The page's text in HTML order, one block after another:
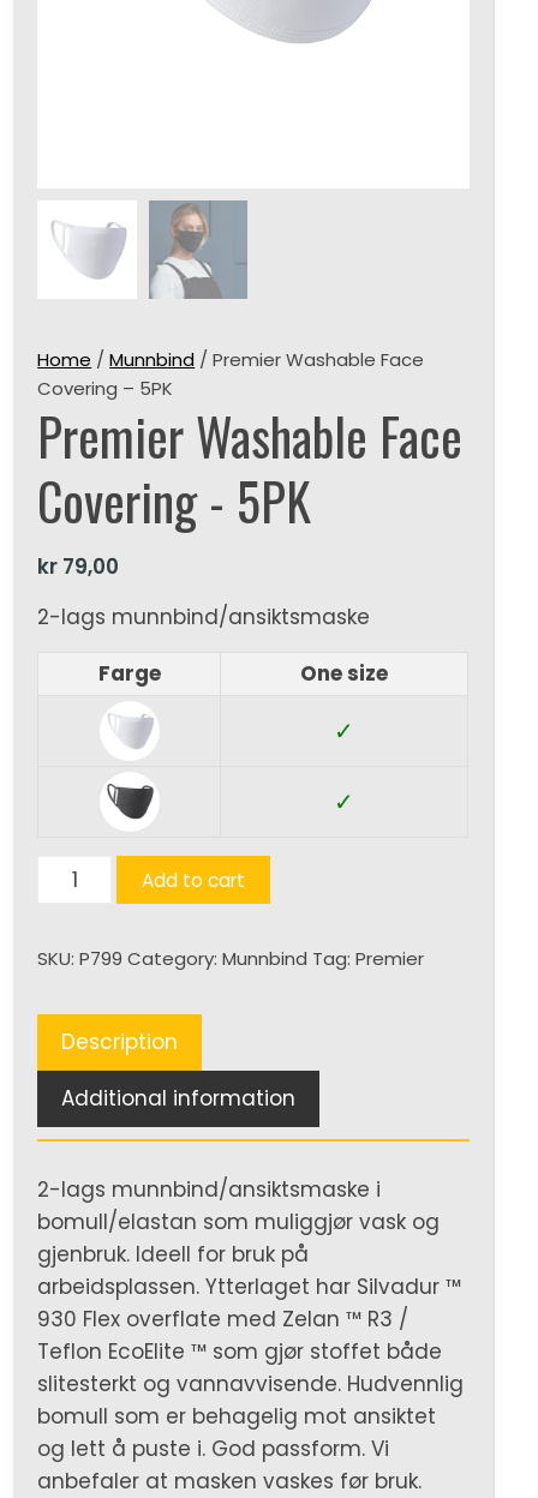
Home /Munnbind / Premier Washable Face
Covering – 5PK
Premier Washable Face
Covering - 5PK
kr 79,00
2-lags munnbind/ansiktsmaske
Farge
One size
✓
✓
Premier
Washable
Covering
5PK
quantity
Add to cart
SKU:P799 Category:Munnbind Tag:Premier
Description
Additional information
2-lags munnbind/ansiktsmaske i
bomull/elastan som muliggjør vask og
gjenbruk. Ideell for bruk på
arbeidsplassen. Ytterlaget har Silvadur ™
930 Flex overflate med Zelan ™ R3 /
Teflon EcoElite ™ som gjør stoffet både
slitesterkt og vannavvisende. Hudvennlig
bomull som er behagelig mot ansiktet
og lett å puste i. God passform. Vi
anbefaler at masken vaskes før bruk.